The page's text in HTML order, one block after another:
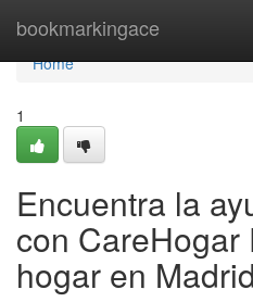
bookmarkingace
Home
Home
1
Encuentra la
con
hogar en Madrid